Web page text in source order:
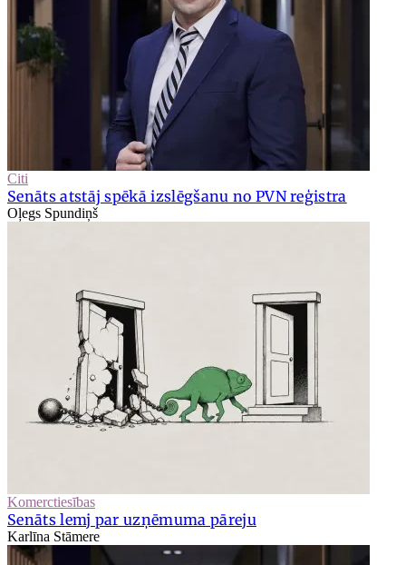
Citi
Senāts atstāj spēkā izslēgšanu no PVN reģistra
Oļegs Spundiņš
Komerctiesības
Senāts lemj par uzņēmuma pāreju
Karlīna Stāmere